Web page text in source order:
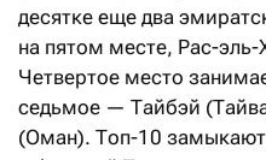
десятке еще два
на пятом месте, Рас-
Четвертое место
седьмое — Тайбэй
(Оман). Топ-10 замыкают